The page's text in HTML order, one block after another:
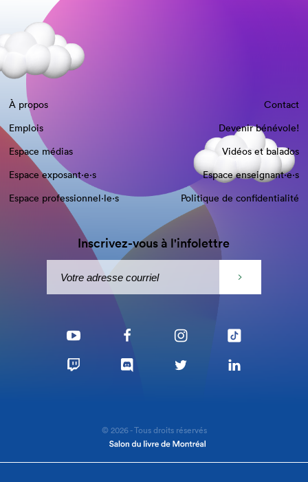
À propos
Contact
Emplois
Devenir bénévole!
Espace médias
Vidéos et balados
Espace exposant·e⋅s
Espace enseignant·e⋅s
Espace professionnel·le⋅s
Politique de confidentialité
Inscrivez-vous à l'infolettre
© 2026 - Tous droits réservés